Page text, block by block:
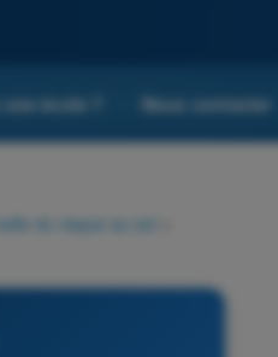
école ? Nous contacter
du risque au sol